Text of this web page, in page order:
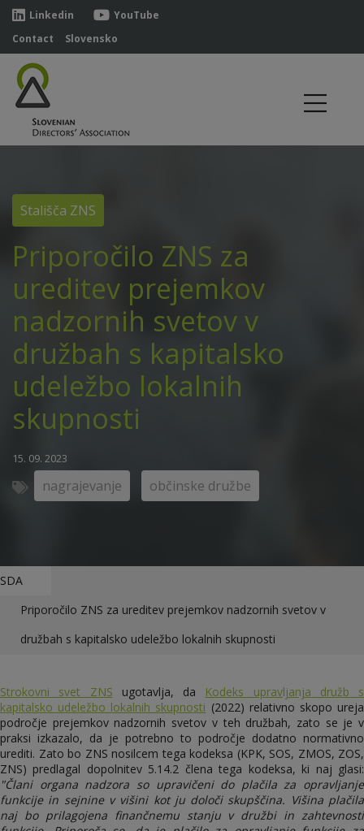
Linkedin
YouTube
Contact
Slovensko
Stališča ZNS
Priporočilo ZNS za
ureditev prejemkov
nadzornih svetov v
družbah s kapitalsko
udeležbo lokalnih
skupnosti
15. 09. 2023
nagrajevanje občinske družbe
SDA
Priporočilo ZNS za ureditev prejemkov nadzornih svetov v
družbah s kapitalsko udeležbo lokalnih skupnosti
Strokovni svet ZNS ugotavlja, da Kodeks upravljanja družb s
kapitalsko udeležbo lokalnih skupnosti (2022) relativno skopo ureja
področje prejemkov nadzornih svetov v teh družbah, zato se je v
praksi izkazalo, da je potrebno to področje dodatno normativno
urediti. Zato bo ZNS nosilcem tega kodeksa (KPK, SOS, ZMOS, ZOS,
ZNS) predlagal dopolnitev 5.14.2 člena tega kodeksa, ki naj glasi:
"Člani organa nadzora so upravičeni do plačila za opravljanje
funkcije in sejnine v višini kot ju določi skupščina. Višina plačila
naj bo prilagojena finančnemu stanju v družbi in zahtevnosti